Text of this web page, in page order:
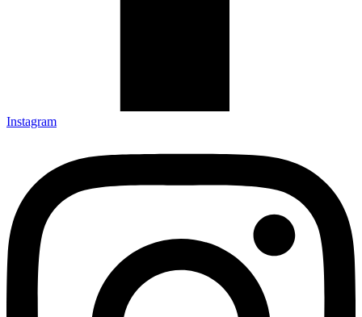
Instagram